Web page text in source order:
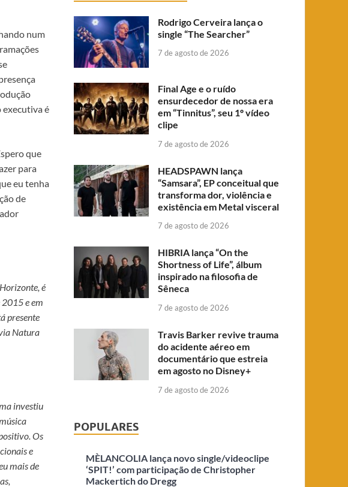
num
executiva é
que
para
eu tenha
de
é
2015 e em
presente
Natura
investiu
Os
e
mais de
Rodrigo Cerveira lança o
single “The Searcher”
7 de agosto de 2026
Final Age e o ruído
ensurdecedor de nossa era
em “Tinnitus”, seu 1º vídeo
clipe
7 de agosto de 2026
HEADSPAWN lança
“Samsara”, EP conceitual que
transforma dor, violência e
existência em Metal visceral
7 de agosto de 2026
HIBRIA lança “On the
Shortness of Life”, álbum
inspirado na filosofia de
Sêneca
7 de agosto de 2026
Travis Barker revive trauma
do acidente aéreo em
documentário que estreia
em agosto no Disney+
7 de agosto de 2026
POPULARES
MÈLANCOLIA lança novo single/videoclipe
‘SPIT!’ com participação de Christopher
Mackertich do Dregg